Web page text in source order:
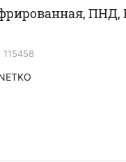
ПНД,
115458